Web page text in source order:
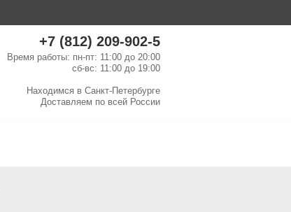
+7 (812) 209-902-5
Время работы: пн-пт: 11:00 до 20:00
сб-вс: 11:00 до 19:00
Находимся в Санкт-Петербурге
Доставляем по всей России